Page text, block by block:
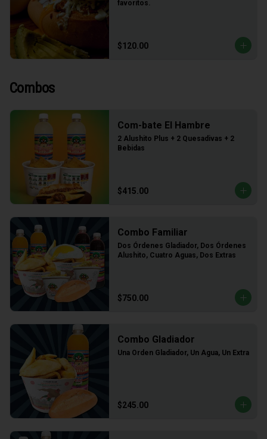
favoritos.
$120.00
Combos
Com-bate El Hambre
2 Alushito Plus + 2 Quesadivas + 2
Bebidas
$415.00
Combo Familiar
Dos Órdenes Gladiador, Dos Órdenes
Alushito, Cuatro Aguas, Dos Extras
$750.00
Combo Gladiador
Una Orden Gladiador, Un Agua, Un Extra
$245.00